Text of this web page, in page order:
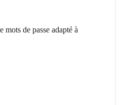
mots de passe adapté à